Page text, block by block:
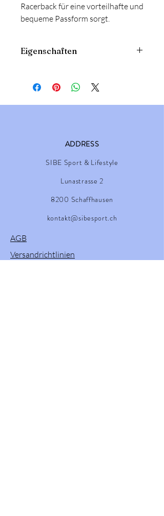
Racerback für eine vorteilhafte und
bequeme Passform sorgt.
Eigenschaften
ADDRESS
SIBE Sport & Lifestyle
Lunastrasse 2
8200 Schaffhausen
kontakt@sibesport.ch
AGB
Versandrichtlinien